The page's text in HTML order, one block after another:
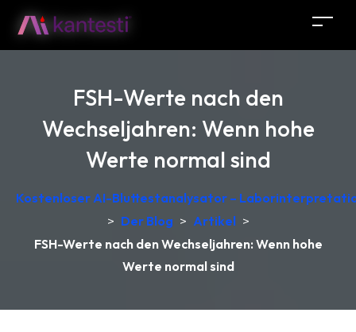
FSH-Werte nach den
Wechseljahren: Wenn hohe
Werte normal sind
Kostenloser AI-Bluttestanalysator –
> Der Blog > Artikel >
FSH-Werte nach den Wechseljahren: Wenn hohe
Werte normal sind